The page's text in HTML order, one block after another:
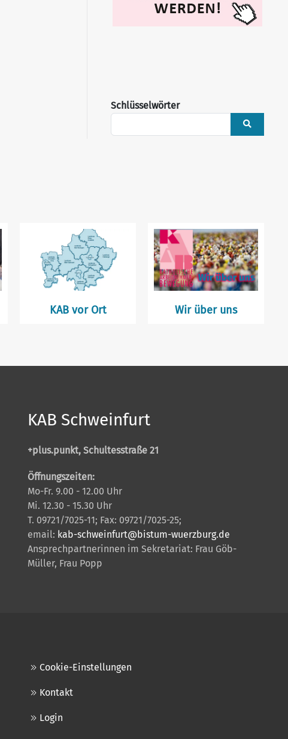
Schlüsselwörter
KAB vor Ort Wir über uns
KAB Schweinfurt
+plus.punkt, Schultesstraße 21
Öffnungszeiten:
Mo-Fr. 9.00 - 12.00 Uhr
Mi. 12.30 - 15.30 Uhr
T. 09721/7025-11; Fax: 09721/7025-25;
email: kab-schweinfurt@bistum-wuerzburg.de
Ansprechpartnerinnen im Sekretariat: Frau Göb-
Müller, Frau Popp
Cookie-Einstellungen
Kontakt
Login